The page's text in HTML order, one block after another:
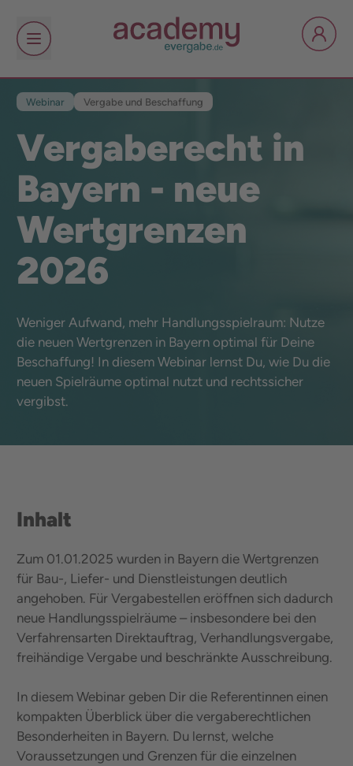
Webinar Vergabe und Beschaffung
Vergaberecht in
Bayern - neue
Wertgrenzen
2026
Weniger Aufwand, mehr Handlungsspielraum: Nutze
die neuen Wertgrenzen in Bayern optimal für Deine
Beschaffung! In diesem Webinar lernst Du, wie Du die
neuen Spielräume optimal nutzt und rechtssicher
vergibst.
Inhalt
Zum 01.01.2025 wurden in Bayern die Wertgrenzen
für Bau-, Liefer- und Dienstleistungen deutlich
angehoben. Für Vergabestellen eröffnen sich dadurch
neue Handlungsspielräume – insbesondere bei den
Verfahrensarten Direktauftrag, Verhandlungsvergabe,
freihändige Vergabe und beschränkte Ausschreibung.
In diesem Webinar geben Dir die Referentinnen einen
kompakten Überblick über die vergaberechtlichen
Besonderheiten in Bayern. Du lernst, welche
Voraussetzungen und Grenzen für die einzelnen